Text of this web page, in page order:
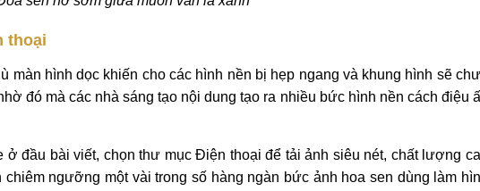
thoại
màn hình dọc khiến cho các hình nền bị hẹp ngang và khung hình sẽ
đó mà các nhà sáng tạo nội dung tạo ra nhiều bức hình nền cách điệu
ở đầu bài viết, chọn thư mục Điện thoại để tải ảnh siêu nét, chất lượng
ngưỡng một vài trong số hàng ngàn bức ảnh hoa sen dùng làm